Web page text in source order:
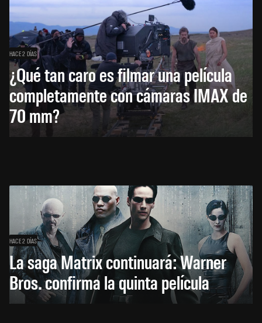
HACE 2 DÍAS
¿Qué tan caro es filmar una película
completamente con cámaras IMAX de
70 mm?
HACE 2 DÍAS
La saga Matrix continuará: Warner
Bros. confirma la quinta película